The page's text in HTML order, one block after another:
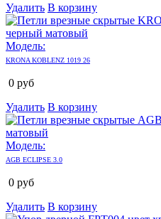
Удалить В корзину
Модель:
KRONA KOBLENZ 1019 26
0 руб
Удалить В корзину
Модель:
AGB ECLIPSE 3.0
0 руб
Удалить В корзину